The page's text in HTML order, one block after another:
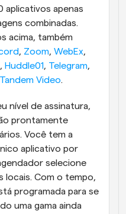
aplicativos apenas
combinadas.
acima, também
, Zoom, WebEx
, Huddle01, Telegram
Tandem Video.
nível de assinatura,
prontamente
Você tem a
aplicativo por
selecione
locais. Com o tempo,
programada para se
uma gama ainda